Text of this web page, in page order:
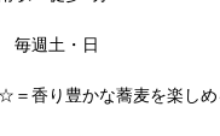
毎週土・日
香り豊かな蕎麦を楽し